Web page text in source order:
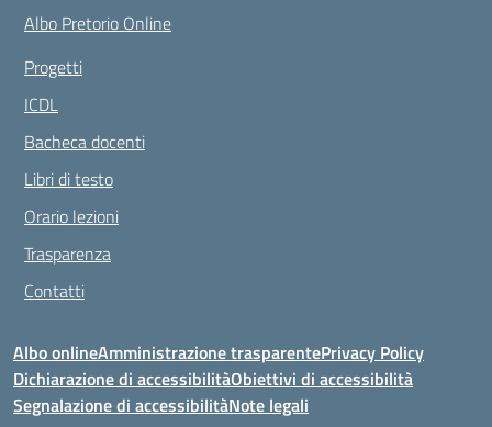
Albo Pretorio Online
Progetti
ICDL
Bacheca docenti
Libri di testo
Orario lezioni
Trasparenza
Contatti
Albo onlineAmministrazione trasparentePrivacy Policy
Dichiarazione di accessibilitàObiettivi di accessibilità
Segnalazione di accessibilitàNote legali